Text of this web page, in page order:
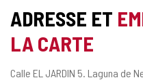
ADRESSE ET
LA CARTE
Adresse
Calle EL JARDIN 5. Laguna de